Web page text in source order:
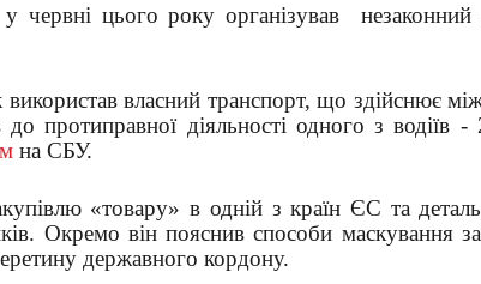
червні цього року організував
власний транспорт, що здійснює
протиправної діяльності одного з водіїв -
на СБУ.
«товару» в одній з країн ЄС та
Окремо він пояснив способи маскування
державного кордону.